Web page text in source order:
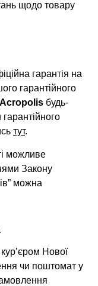
щодо товару
гарантія на
гарантійного
Acropolis будь-
тут.
можливе
Закону
можна
Нової
чи поштомат у